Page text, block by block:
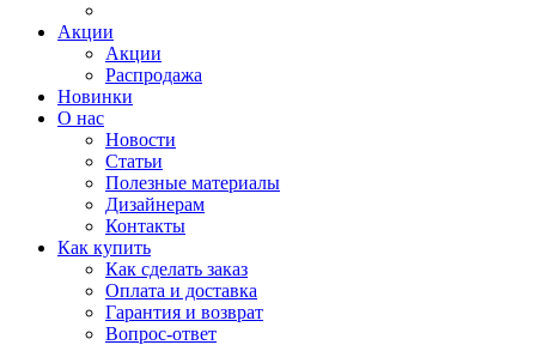
Акции
Акции
Распродажа
Новинки
О нас
Новости
Статьи
Полезные материалы
Дизайнерам
Контакты
Как купить
Как сделать заказ
Оплата и доставка
Гарантия и возврат
Вопрос-ответ